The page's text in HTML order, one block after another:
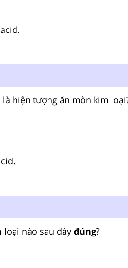
hiện tượng ăn mòn kim
loại nào sau đây đúng?